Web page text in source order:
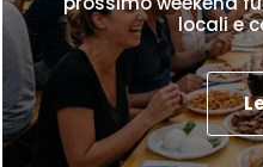
locali e